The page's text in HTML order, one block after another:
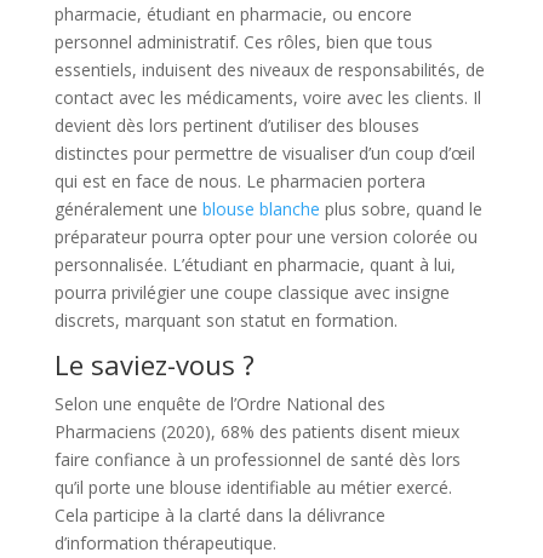
pharmacie, étudiant en pharmacie, ou encore
personnel administratif. Ces rôles, bien que tous
essentiels, induisent des niveaux de responsabilités, de
contact avec les médicaments, voire avec les clients. Il
devient dès lors pertinent d’utiliser des blouses
distinctes pour permettre de visualiser d’un coup d’œil
qui est en face de nous. Le pharmacien portera
généralement une blouse blanche plus sobre, quand le
préparateur pourra opter pour une version colorée ou
personnalisée. L’étudiant en pharmacie, quant à lui,
pourra privilégier une coupe classique avec insigne
discrets, marquant son statut en formation.
Le saviez-vous ?
Selon une enquête de l’Ordre National des
Pharmaciens (2020), 68% des patients disent mieux
faire confiance à un professionnel de santé dès lors
qu’il porte une blouse identifiable au métier exercé.
Cela participe à la clarté dans la délivrance
d’information thérapeutique.